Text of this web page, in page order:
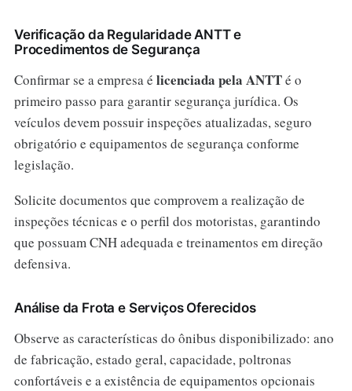
Verificação da Regularidade ANTT e
Procedimentos de Segurança
Confirmar se a empresa é licenciada pela ANTTé o
primeiro passo para garantir segurança jurídica. Os
veículos devem possuir inspeções atualizadas, seguro
obrigatório e equipamentos de segurança conforme
legislação.
Solicite documentos que comprovem a realização de
inspeções técnicas e o perfil dos motoristas, garantindo
que possuam CNH adequada e treinamentos em direção
defensiva.
Análise da Frota e Serviços Oferecidos
Observe as características do ônibus disponibilizado: ano
de fabricação, estado geral, capacidade, poltronas
confortáveis e a existência de equipamentos opcionais